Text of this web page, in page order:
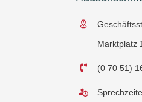
Marktplatz
(0 70 51)